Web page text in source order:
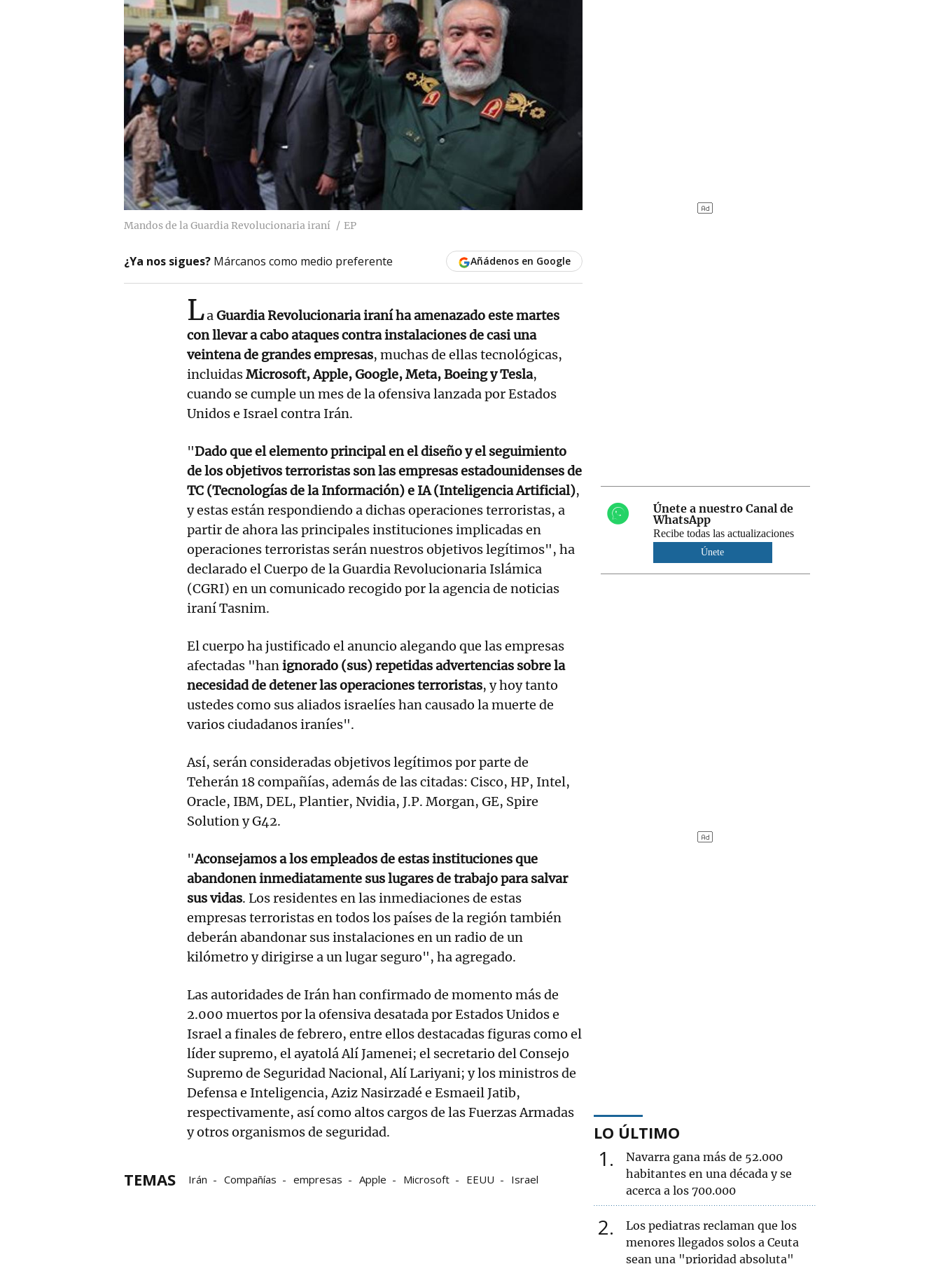
Mandos de la Guardia Revolucionaria iraní EP
¿Ya nos sigues? Márcanos como medio preferente Añádenos en Google
LaGuardia Revolucionaria iraní ha amenazado este martes
con llevar a cabo ataques contra instalaciones de casi una
veintena de grandes empresas, muchas de ellas tecnológicas,
incluidasMicrosoft, Apple, Google, Meta, Boeing y Tesla,
cuando se cumple un mes de la ofensiva lanzada por Estados
Unidos e Israel contra Irán.
"Dado que el elemento principal en el diseño y el seguimiento
de los objetivos terroristas son las empresas estadounidenses de
TC (Tecnologías de la Información) e IA (Inteligencia Artificial),
y estas están respondiendo a dichas operaciones terroristas, a
partir de ahora las principales instituciones implicadas en
operaciones terroristas serán nuestros objetivos legítimos", ha
declarado el Cuerpo de la Guardia Revolucionaria Islámica
(CGRI) en un comunicado recogido por la agencia de noticias
iraní Tasnim.
El cuerpo ha justificado el anuncio alegando que las empresas
afectadas "hanignorado (sus) repetidas advertencias sobre la
necesidad de detener las operaciones terroristas, y hoy tanto
ustedes como sus aliados israelíes han causado la muerte de
varios ciudadanos iraníes".
Así, serán consideradas objetivos legítimos por parte de
Teherán 18 compañías, además de las citadas: Cisco, HP, Intel,
Oracle, IBM, DEL, Plantier, Nvidia, J.P. Morgan, GE, Spire
Solution y G42.
"Aconsejamos a los empleados de estas instituciones que
abandonen inmediatamente sus lugares de trabajo para salvar
sus vidas. Los residentes en las inmediaciones de estas
empresas terroristas en todos los países de la región también
deberán abandonar sus instalaciones en un radio de un
kilómetro y dirigirse a un lugar seguro", ha agregado.
Las autoridades de Irán han confirmado de momento más de
2.000 muertos por la ofensiva desatada por Estados Unidos e
Israel a finales de febrero, entre ellos destacadas figuras como el
líder supremo, el ayatolá Alí Jamenei; el secretario del Consejo
Supremo de Seguridad Nacional, Alí Lariyani; y los ministros de
Defensa e Inteligencia, Aziz Nasirzadé e Esmaeil Jatib,
respectivamente, así como altos cargos de las Fuerzas Armadas
y otros organismos de seguridad.
TEMAS Irán Compañías empresas Apple Microsoft EEUU Israel
Únete a nuestro Canal de
WhatsApp
Recibe todas las actualizaciones
Únete
LO ÚLTIMO
1
Navarra gana más de 52.000
habitantes en una década y se
acerca a los 700.000
2
Los pediatras reclaman que los
menores llegados solos a Ceuta
sean una "prioridad absoluta"